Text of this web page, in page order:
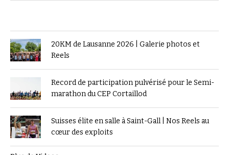
20KM de Lausanne 2026 | Galerie photos et
Reels
Record de participation pulvérisé pour le Semi-
marathon du CEP Cortaillod
Suisses élite en salle à Saint-Gall | Nos Reels au
cœur des exploits